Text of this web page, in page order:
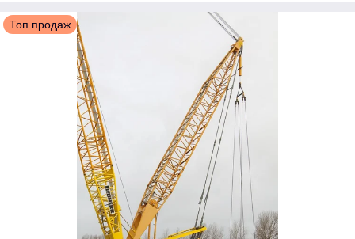
Топ продаж